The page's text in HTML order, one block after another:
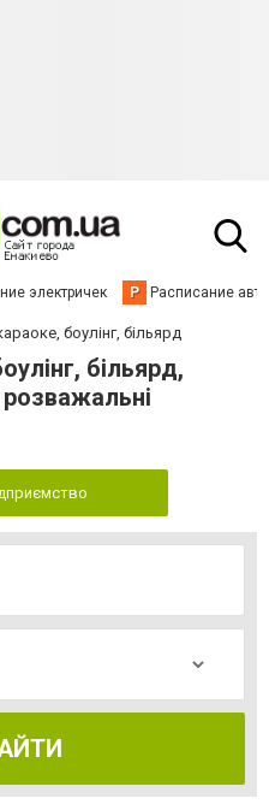
электричек Р Расписание
боулінг, більярд
більярд,